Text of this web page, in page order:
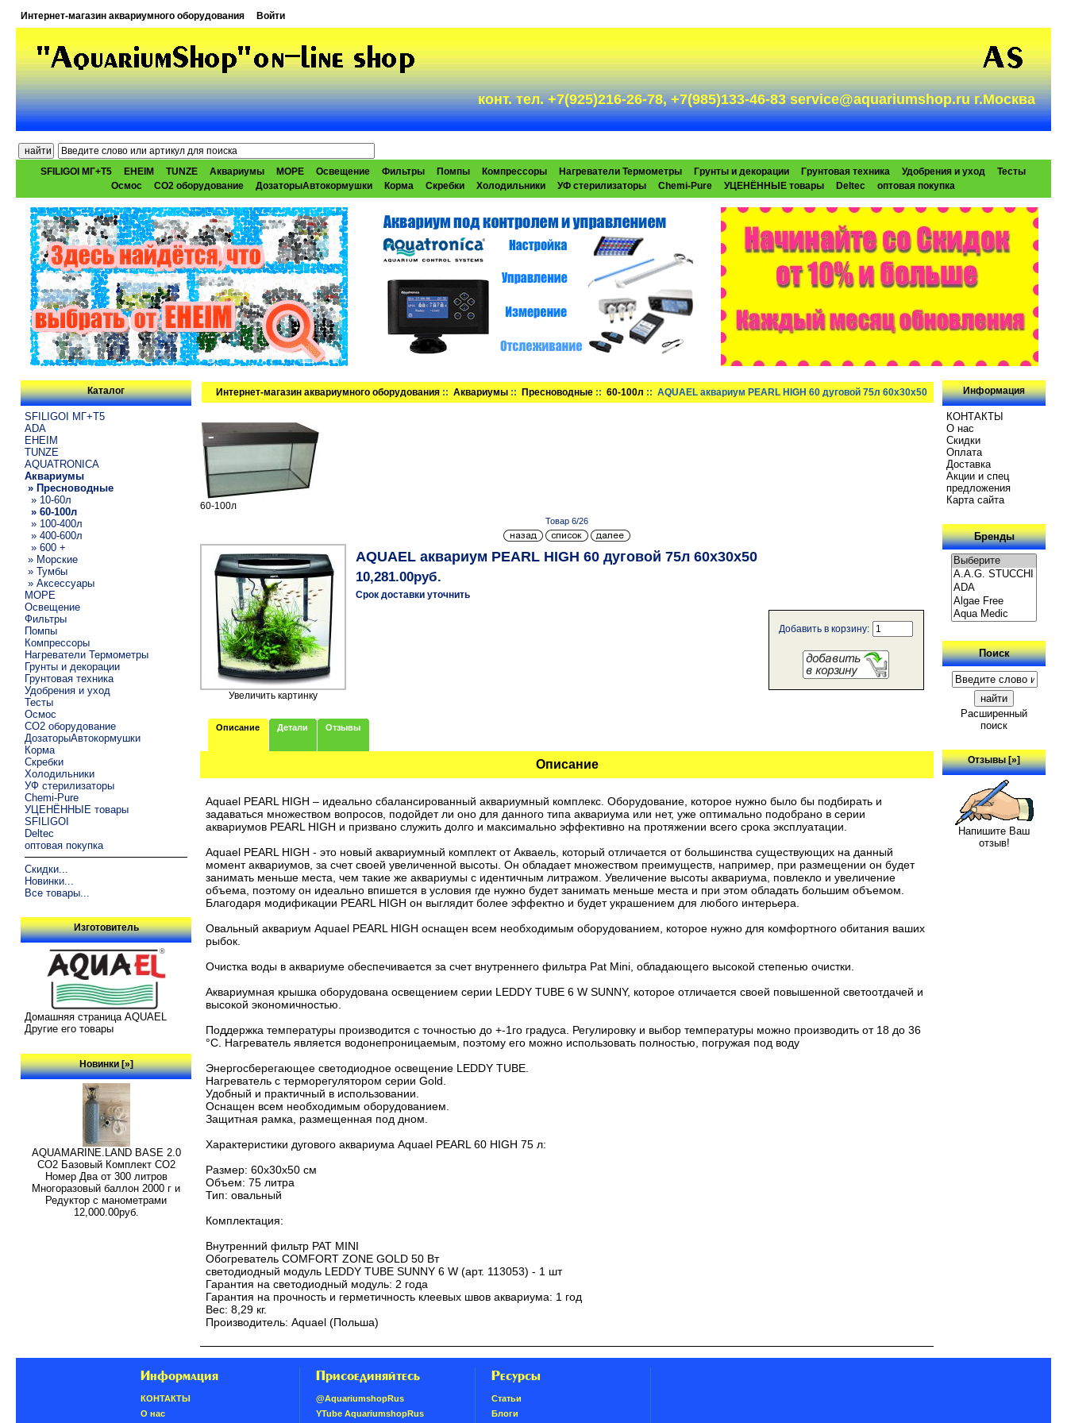
Интернет-магазин аквариумного оборудования Войти
конт. тел. +7(925)216-26-78, +7(985)133-46-83 service@aquariumshop.ru г.Москва
SFILIGOI МГ+Т5 EHEIM TUNZE Аквариумы МОРЕ Освещение Фильтры Помпы Компрессоры Нагреватели Термометры Грунты и декорации Грунтовая техника Удобрения и уход
Тесты
Осмос
CO2 оборудование ДозаторыАвтокормушки Корма Скребки Холодильники УФ стерилизаторы Chemi-Pure УЦЕНЁННЫЕ товары Deltec оптовая покупка
Каталог
SFILIGOI МГ+Т5
ADA
EHEIM
TUNZE
AQUATRONICA
Аквариумы
» Пресноводные
» 10-60л
» 60-100л
» 100-400л
» 400-600л
» 600 +
» Морские
» Тумбы
» Аксессуары
МОРЕ
Освещение
Фильтры
Помпы
Компрессоры
Нагреватели Термометры
Грунты и декорации
Грунтовая техника
Удобрения и уход
Тесты
Осмос
CO2 оборудование
ДозаторыАвтокормушки
Корма
Скребки
Холодильники
УФ стерилизаторы
Chemi-Pure
УЦЕНЁННЫЕ товары
SFILIGOI
Deltec
оптовая покупка
Скидки...
Новинки...
Все товары...
Изготовитель
Домашняя страница AQUAEL
Другие его товары
Новинки [»]
AQUAMARINE.LAND BASE 2.0
СО2 Базовый Комплект СО2
Номер Два от 300 литров
Многоразовый баллон 2000 г и
Редуктор с манометрами
12,000.00руб.
Интернет-магазин аквариумного оборудования ::Аквариумы :: Пресноводные ::60-100л :: AQUAEL аквариум PEARL HIGH 60 дуговой 75л 60х30х50
60-100л
Товар 6/26
Увеличить картинку
AQUAEL аквариум PEARL HIGH 60 дуговой 75л 60х30х50
10,281.00руб.
Срок доставки уточнить
Добавить в корзину:
Описание Детали Отзывы
Описание
Aquael PEARL HIGH – идеально сбалансированный аквариумный комплекс. Оборудование, которое нужно было бы подбирать и
задаваться множеством вопросов, подойдет ли оно для данного типа аквариума или нет, уже оптимально подобрано в серии
аквариумов PEARL HIGH и призвано служить долго и максимально эффективно на протяжении всего срока эксплуатации.
Aquael PEARL HIGH - это новый аквариумный комплект от Акваель, который отличается от большинства существующих на данный
момент аквариумов, за счет своей увеличенной высоты. Он обладает множеством преимуществ, например, при размещении он будет
занимать меньше места, чем такие же аквариумы с идентичным литражом. Увеличение высоты аквариума, повлекло и увеличение
объема, поэтому он идеально впишется в условия где нужно будет занимать меньше места и при этом обладать большим объемом.
Благодаря модификации PEARL HIGH он выглядит более эффектно и будет украшением для любого интерьера.
Овальный аквариум Aquael PEARL HIGH оснащен всем необходимым оборудованием, которое нужно для комфортного обитания ваших
рыбок.
Очистка воды в аквариуме обеспечивается за счет внутреннего фильтра Pat Mini, обладающего высокой степенью очистки.
Аквариумная крышка оборудована освещением серии LEDDY TUBE 6 W SUNNY, которое отличается своей повышенной светоотдачей и
высокой экономичностью.
Поддержка температуры производится с точностью до +-1го градуса. Регулировку и выбор температуры можно производить от 18 до 36
°С. Нагреватель является водонепроницаемым, поэтому его можно использовать полностью, погружая под воду
Энергосберегающее светодиодное освещение LEDDY TUBE.
Нагреватель с терморегулятором серии Gold.
Удобный и практичный в использовании.
Оснащен всем необходимым оборудованием.
Защитная рамка, размещенная под дном.
Характеристики дугового аквариума Aquael PEARL 60 HIGH 75 л:
Размер: 60x30x50 см
Объем: 75 литра
Тип: овальный
Комплектация:
Внутренний фильтр PAT MINI
Обогреватель COMFORT ZONE GOLD 50 Вт
светодиодный модуль LEDDY TUBE SUNNY 6 W (арт. 113053) - 1 шт
Гарантия на светодиодный модуль: 2 года
Гарантия на прочность и герметичность клеевых швов аквариума: 1 год
Вес: 8,29 кг.
Производитель: Aquael (Польша)
Информация
КОНТАКТЫ
О нас
Скидки
Oплатa
Доставка
Акции и спец
предложения
Карта сайта
Бренды
Поиск
Расширенный
поиск
Отзывы [»]
Напишите Ваш
отзыв!
Информация
КОНТАКТЫ
О нас
Присоединяйтесь
@AquariumshopRus
YTube AquariumshopRus
Ресурсы
Статьи
Блоги